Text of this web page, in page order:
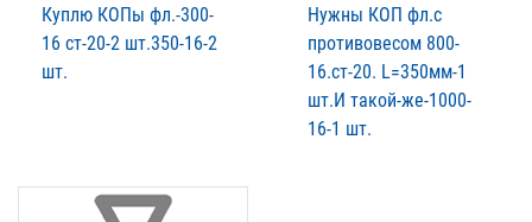
Куплю КОПы фл.-300-
16 ст-20-2 шт.350-16-2
шт.
Нужны КОП фл.с
противовесом 800-
16.ст-20. L=350мм-1
шт.И такой-же-1000-
16-1 шт.